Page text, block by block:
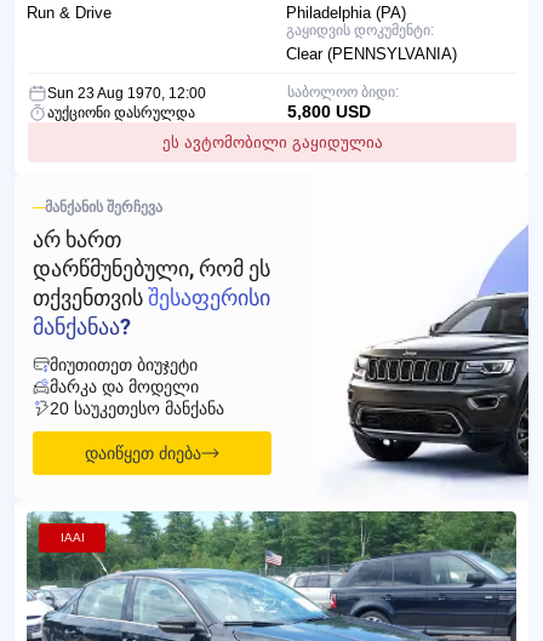
Philadelphia (PA)
გაყიდვის დოკუმენტი:
Clear (PENNSYLVANIA)
Run & Drive
Sun 23 Aug 1970, 12:00
აუქციონი დასრულდა
ეს ავტომობილი გაყიდულია
საბოლოო ბიდი:
5,800 USD
ᲛᲐᲜᲥᲐᲜᲘᲡ ᲨᲔᲠᲩᲔᲕᲐ
ᲐᲠ ᲮᲐᲠᲗ
ᲓᲐᲠᲬᲛᲣᲜᲔᲑᲣᲚᲘ, ᲠᲝᲛ ᲔᲡ
ᲗᲥᲕᲔᲜᲗᲕᲘᲡᲨᲔᲡᲐᲤᲔᲠᲘᲡᲘ
ᲛᲐᲜᲥᲐᲜᲐᲐ?
ᲛᲘᲣᲗᲘᲗᲔᲗ ᲑᲘᲣᲯᲔᲢᲘ
ᲛᲐᲠᲙᲐ ᲓᲐ ᲛᲝᲓᲔᲚᲘ
20 ᲡᲐᲣᲙᲔᲗᲔᲡᲝ ᲛᲐᲜᲥᲐᲜᲐ
დაიწყეთ ძიება
IAAI